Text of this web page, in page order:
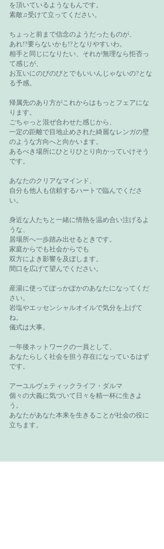
を頂いているようなもんです。
素敵♫受けて立ってください。
ちょっと前まで信念のようだったものが、
あれ!?要らないかも!?となりやすいわ。
相手と同じになりたい、それが無理なら拒否っ
て感じが、
お互いにのびのびとでもいいんじゃないの?とな
る予感。
帰属先のあり方がこれからはもっとフェアにな
ります。
ごちゃっと混ぜ合わせた感じから、
一定の距離で目地止めされた綺麗なレンガの壁
のような方向へと向かいます。
あるべき場所にひとりひとり向かっていけそう
です。
あなたのクリアなマインド、
自分も他人も信頼するハートで臨んでくださ
い。
身近な人たちと一緒に情熱を温め合い注げるよ
うな、
居場所へ一歩踏み出せるときです。
家庭からでも社会からでも
双方によき影響を及ぼします。
間口を広げて望んでください。
産湯に使ってぽっかぽかのあなたになってくだ
さい。
岩塩やエッセンシャルオイルで気分を上げて
ね。
儀式は大事。
一年後ネットワークの一員として、
あなたらしく社会を担う存在になっているはず
です。
アーユルヴェティックライフ・ダルマ
個々の大義に気づいて日々を精一杯に生きよ
う。
あなたがあなた本来を生きることが社会の役に
立ちます。